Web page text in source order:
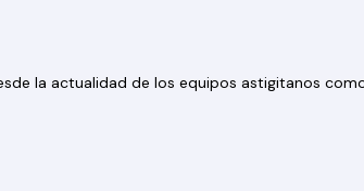
la actualidad de los equipos astigitanos